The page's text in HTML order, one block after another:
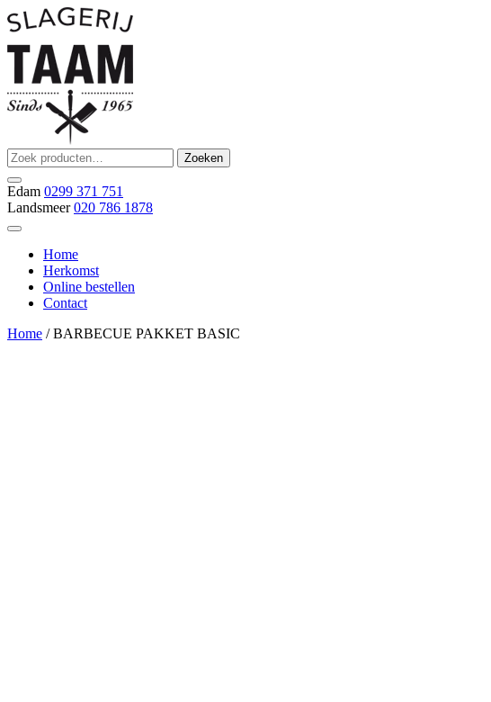
Ga
naar
de
inhoud
Slagerij Taam
slager
Zoeken
naar:
Zoeken
Edam 0299 371 751
Landsmeer 020 786 1878
Home
Herkomst
Online bestellen
Contact
Home / BARBECUE PAKKET BASIC